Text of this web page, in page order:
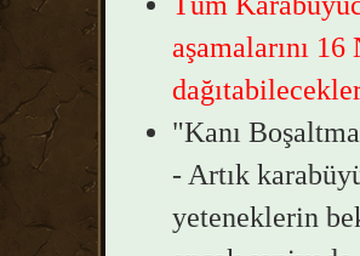
aşamalarını
"Kanı
- Artık
yeteneklerin